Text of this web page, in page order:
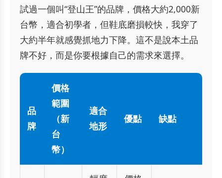
試過一個叫“登山王”的品牌，價格大約2,000新
台幣，適合初學者，但鞋底磨損較快，我穿了
大約半年就感覺抓地力下降。這不是說本土品
牌不好，而是你要根據自己的需求來選擇。
品
牌
價格
範圍
（新
台
幣）
適合
地形
優點 缺點